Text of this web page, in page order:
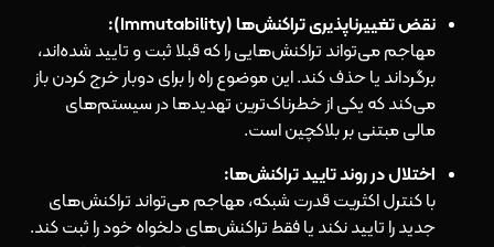
نقض تغییرناپذیری تراکنش‌ها (Immutability):
مهاجم می‌تواند تراکنش‌هایی را که قبلا ثبت و تایید شده‌اند،
برگرداند یا حذف کند. این موضوع راه را برای دوبار خرج کردن باز
می‌کند که یکی از خطرناک‌ترین تهدیدها در سیستم‌های
مالی مبتنی بر بلاکچین است.
اختلال در روند تایید تراکنش‌ها:
با کنترل اکثریت قدرت شبکه، مهاجم می‌تواند تراکنش‌های
جدید را تایید نکند یا فقط تراکنش‌های دلخواه خود را ثبت کند.